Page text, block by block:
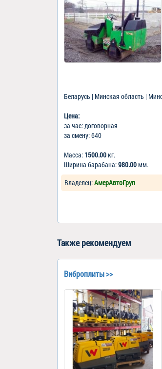
Беларусь | Минская область |
Цена:
за час: договорная
за смену: 640
Масса: 1500.00кг.
Ширина барабана:980.00мм.
Владелец:АмерАвтоГруп
Также рекомендуем
Виброплиты >>